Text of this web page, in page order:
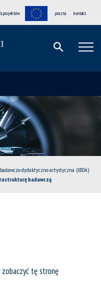
projektów poczta kontakt
dydaktyczno-artystyczna (IBDA)
badawczą
zobaczyć tę stronę